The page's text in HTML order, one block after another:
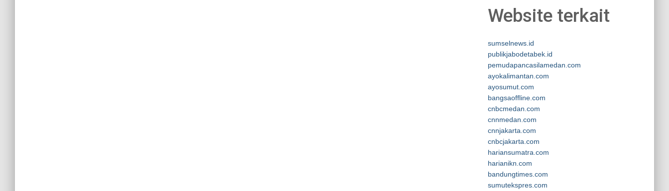
Website terkait
sumselnews.id
publikjabodetabek.id
pemudapancasilamedan.com
ayokalimantan.com
ayosumut.com
bangsaoffline.com
cnbcmedan.com
cnnmedan.com
cnnjakarta.com
cnbcjakarta.com
hariansumatra.com
harianikn.com
bandungtimes.com
sumutekspres.com